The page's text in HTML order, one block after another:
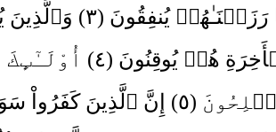
يُنفِقُونَ ( ٣ )
وَٱلَّذِينَ
هُمۡ يُوقِنُونَ ( ٤ )
( ٥ )
إِنَّ ٱلَّذِينَ كَفَرُواْ